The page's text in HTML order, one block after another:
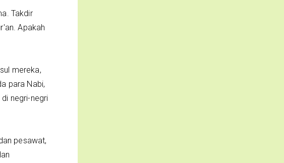
Takdir
Apakah
mereka,
para Nabi,
negri-negri
pesawat,